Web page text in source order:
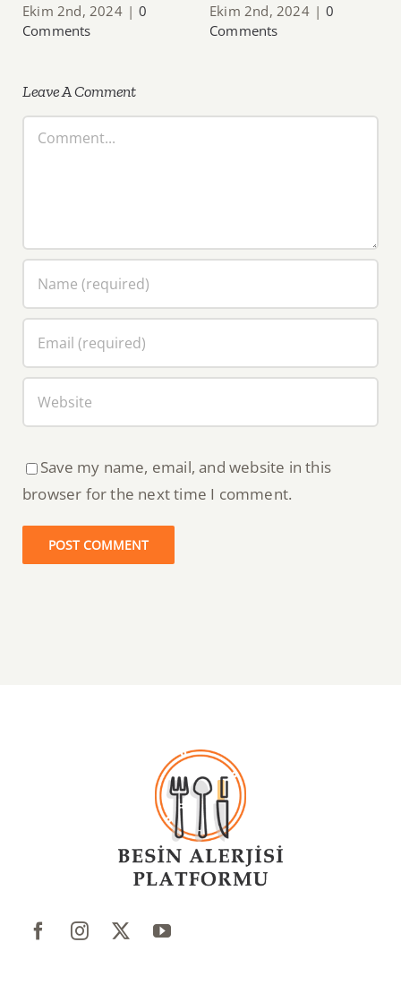
Ekim 2nd, 2024 | 0
Comments
Ekim 2nd, 2024 | 0
Comments
Leave A Comment
Comment
Save my name, email, and website in this
browser for the next time I comment.